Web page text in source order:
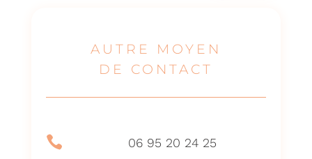
AUTRE MOYEN
DE CONTACT
 06 95 20 24 25